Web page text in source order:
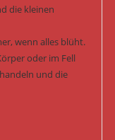
die kleinen
wenn alles blüht.
oder im Fell
und die